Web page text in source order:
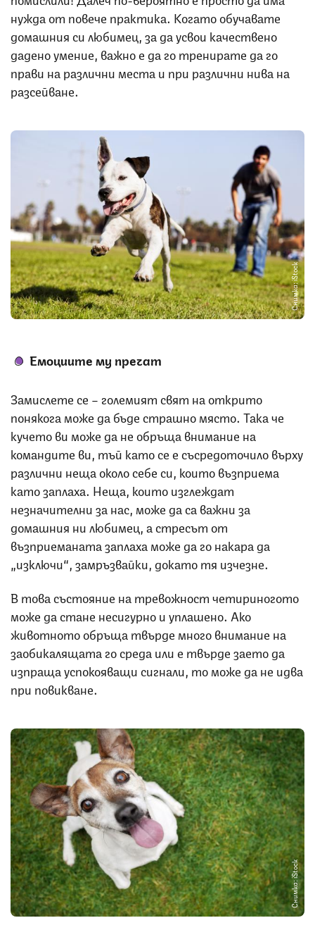
нужда от повече практика. Когато обучавате
домашния си любимец, за да усвои качествено
дадено умение, важно е да го тренирате да го
прави на различни места и при различни нива на
разсейване.
Снимка: iStock
Емоциите му пречат
Замислете се – големият свят на открито
понякога може да бъде страшно място. Така че
кучето ви може да не обръща внимание на
командите ви, тъй като се е съсредоточило върху
различни неща около себе си, които възприема
като заплаха. Неща, които изглеждат
незначителни за нас, може да са важни за
домашния ни любимец, а стресът от
възприеманата заплаха може да го накара да
„изключи“, замръзвайки, докато тя изчезне.
В това състояние на тревожност четириногото
може да стане несигурно и уплашено. Ако
животното обръща твърде много внимание на
заобикалящата го среда или е твърде заето да
изпраща успокояващи сигнали, то може да не идва
при повикване.
Снимка: iStock